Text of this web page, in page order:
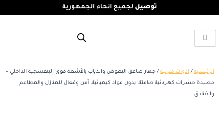
توصيل لجميع انحاء الجمهورية
الرئيسية / ادوات منزلية / جهاز صاعق البعوض والذباب بالأشعة فوق البنفسجية الداخلي –
مصيدة حشرات كهربائية صامتة، بدون مواد كيميائية، آمن وفعال للمنازل والمطاعم
والفنادق